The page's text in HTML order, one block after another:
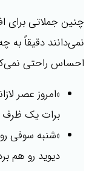
چنین جملاتی برای
نمی‌دانند دقیقاً به
احساس راحتی
«امروز عصر
برات یک ظرف
«شنبه سوفی
دیوید رو هم